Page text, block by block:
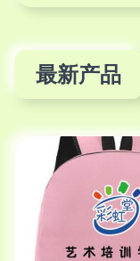
最新产品